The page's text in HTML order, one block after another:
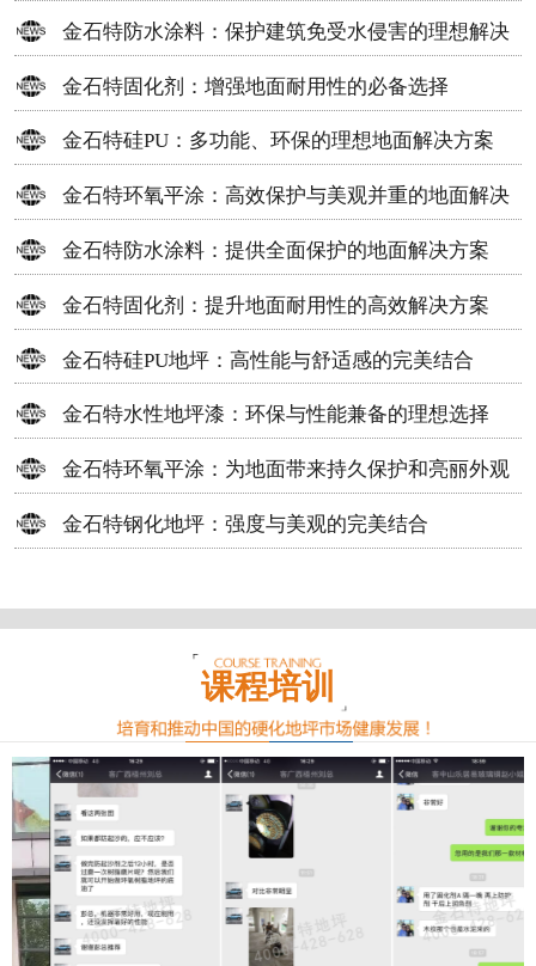
决方案
金石特防水涂料：保护建筑免受水侵害的理想解决
方案
金石特固化剂：增强地面耐用性的必备选择
金石特硅PU：多功能、环保的理想地面解决方案
金石特环氧平涂：高效保护与美观并重的地面解决
方案
金石特防水涂料：提供全面保护的地面解决方案
金石特固化剂：提升地面耐用性的高效解决方案
金石特硅PU地坪：高性能与舒适感的完美结合
金石特水性地坪漆：环保与性能兼备的理想选择
金石特环氧平涂：为地面带来持久保护和亮丽外观
金石特钢化地坪：强度与美观的完美结合
课程培训